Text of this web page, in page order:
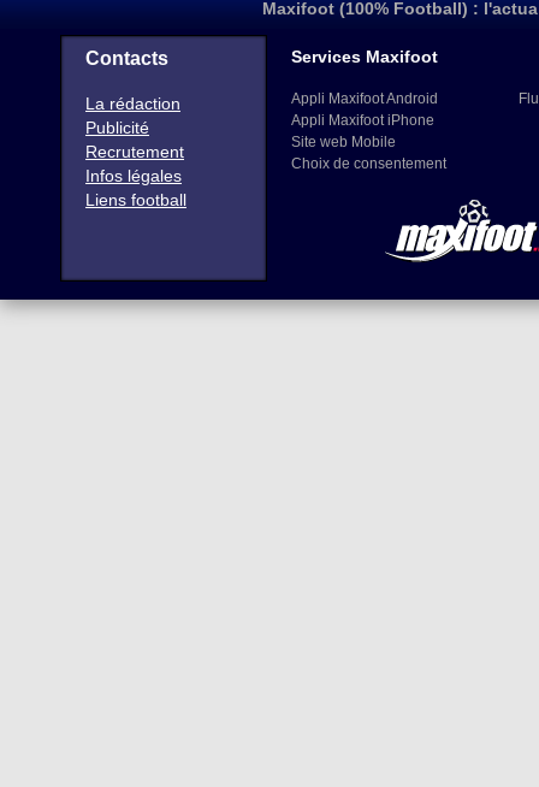
Maxifoot (100% Football) :
Contacts
La rédaction
Publicité
Recrutement
Infos légales
Liens football
Services Maxifoot
Appli Maxifoot Android
Appli Maxifoot iPhone
Site web Mobile
Choix de consentement